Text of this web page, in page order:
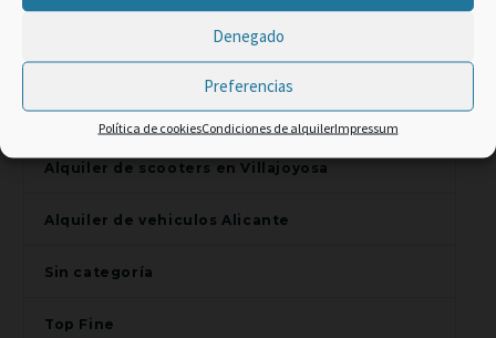
Denegado
Preferencias
Política de cookiesCondiciones de alquilerImpressum
Alquiler de scooters en Benidorm
Alquiler de scooters en El Campello
Alquiler de scooters en Finestrat
Alquiler de scooters en Villajoyosa
Alquiler de vehiculos Alicante
Sin categoría
Top Fine
Promo Web -2% code:
TOP CLIENT